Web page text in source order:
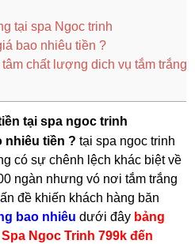
tại spa Ngoc trinh
bao nhiêu tiền ?
chất lượng dich vụ tắm trắng
tại spa ngoc trinh
nhiêu tiền ?tại spa ngoc trinh
có sự chênh lệch khác biệt về
ngàn nhưng vó nơi tắm trắng
đề khiến khách hàng băn
bao nhiêu dưới đây bảng
Ngoc Trinh 799k đến